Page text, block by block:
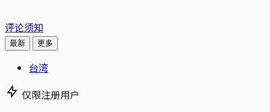
评论须知
最新 更多
台湾
仅限注册用户